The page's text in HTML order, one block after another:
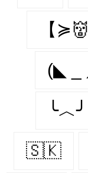
【
(◣ _
╰︿╯
🇸🇰